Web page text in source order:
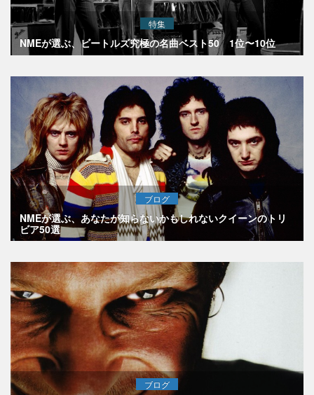
特集
NMEが選ぶ、ビートルズ究極の名曲ベスト50 1位〜10位
ブログ
NMEが選ぶ、あなたが知らないかもしれないクイーンのトリ
ビア50選
ブログ